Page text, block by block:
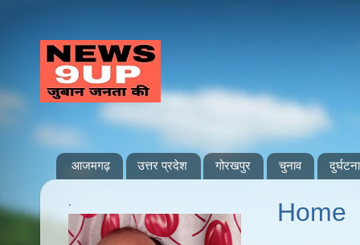
आजमगढ़ उत्तर प्रदेश गोरखपुर चुनाव दुर्घटना
Home
.